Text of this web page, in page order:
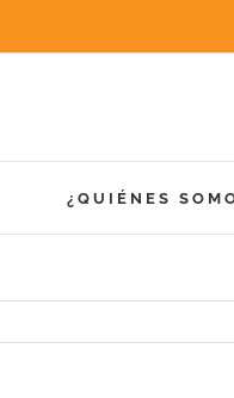
¿QUIÉNES